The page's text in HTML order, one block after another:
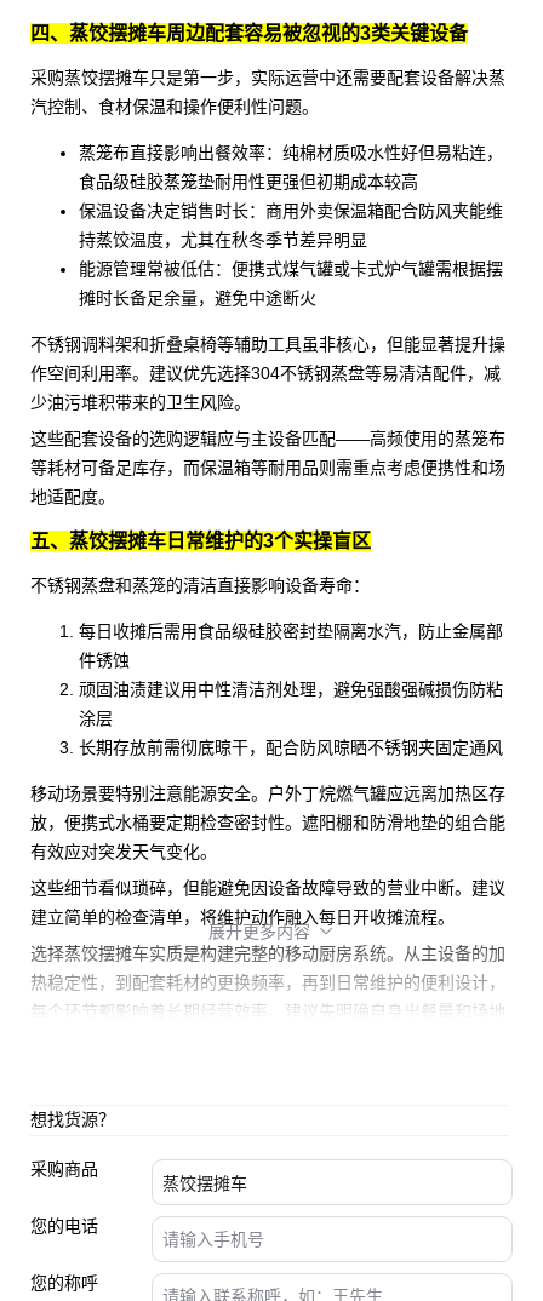
四、蒸饺摆摊车周边配套容易被忽视的3类关键设备
采购蒸饺摆摊车只是第一步，实际运营中还需要配套设备解决蒸
汽控制、食材保温和操作便利性问题。
蒸笼布直接影响出餐效率：纯棉材质吸水性好但易粘连，
食品级硅胶蒸笼垫耐用性更强但初期成本较高
保温设备决定销售时长： 商用外卖保温箱配合防风夹能维
持蒸饺温度，尤其在秋冬季节差异明显
能源管理常被低估： 便携式煤气罐或卡式炉气罐需根据摆
摊时长备足余量，避免中途断火
不锈钢调料架和折叠桌椅等辅助工具虽非核心，但能显著提升操
作空间利用率。建议优先选择304不锈钢蒸盘等易清洁配件，减
少油污堆积带来的卫生风险。
这些配套设备的选购逻辑应与主设备匹配——高频使用的蒸笼布
等耗材可备足库存，而保温箱等耐用品则需重点考虑便携性和场
地适配度。
五、蒸饺摆摊车日常维护的3个实操盲区
不锈钢蒸盘和蒸笼的清洁直接影响设备寿命：
每日收摊后需用食品级硅胶密封垫隔离水汽，防止金属部
件锈蚀
顽固油渍建议用中性清洁剂处理，避免强酸强碱损伤防粘
涂层
长期存放前需彻底晾干，配合防风晾晒不锈钢夹固定通风
移动场景要特别注意能源安全。 户外丁烷燃气罐应远离加热区存
放， 便携式水桶要定期检查密封性。遮阳棚和防滑地垫的组合能
有效应对突发天气变化。
这些细节看似琐碎，但能避免因设备故障导致的营业中断。建议
建立简单的检查清单，将维护动作融入每日开收摊流程。
选择蒸饺摆摊车实质是构建完整的移动厨房系统。从主设备的加
热稳定性，到配套耗材的更换频率，再到日常维护的便利设计，
每个环节都影响着长期经营效率。建议先明确自身出餐量和场地
展开更多内容 
想找货源？
采购商品
您的电话
您的称呼